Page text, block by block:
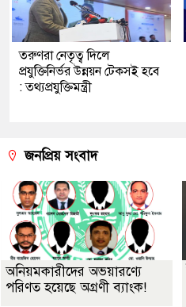
তরুণরা নেতৃত্ব দিলে
প্রযুক্তিনির্ভর উন্নয়ন টেকসই হবে
: তথ্যপ্রযুক্তিমন্ত্রী
জনপ্রিয় সংবাদ
অনিয়মকারীদের অভয়ারণ্যে
পরিণত হয়েছে অগ্রণী ব্যাংক!